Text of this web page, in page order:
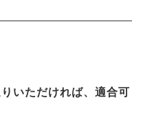
いただければ、適合可